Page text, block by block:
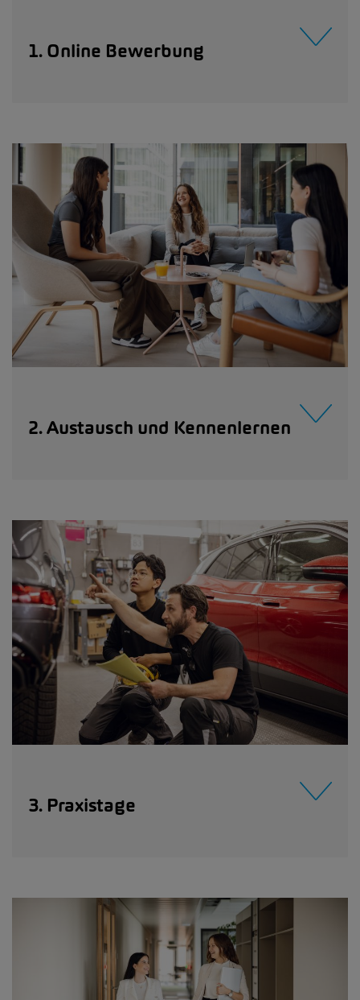
1. Online Bewerbung
2. Austausch und Kennenlernen
3. Praxistage